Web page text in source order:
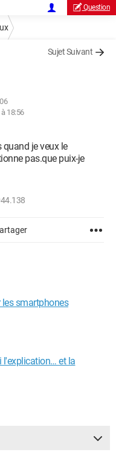
Question
Sujet Suivant
à 18:56
quand je veux le
pas.que puix-je
les smartphones
l'explication… et la